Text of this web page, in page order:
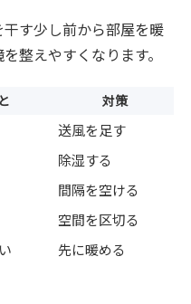
す少し前から部屋を暖
整えやすくなります。
対策
送風を足す
除湿する
間隔を空ける
空間を区切る
先に暖める